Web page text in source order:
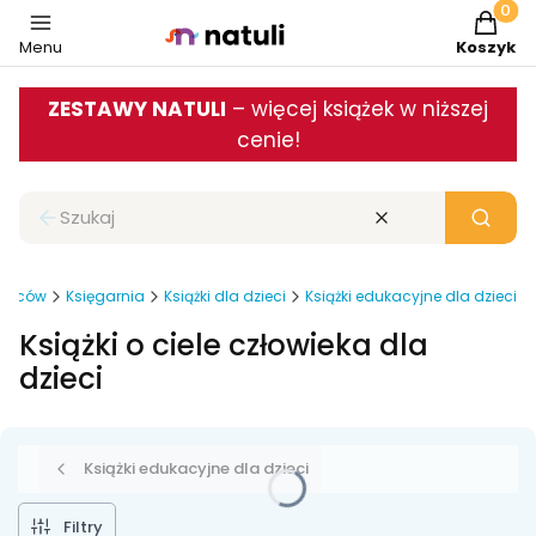
Menu Koszyk
ZESTAWY NATULI – więcej książek w niższej
cenie!
Zamknij wyszukiwarkę Wyczyść Szukaj
Księgarnia Książki dla dzieci Książki edukacyjne dla dzieci
Książki o ciele człowieka dla
dzieci
Książki edukacyjne dla dzieci
Filtry